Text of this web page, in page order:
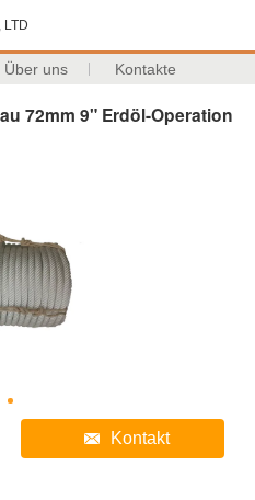
LTD
Über uns Kontakte
72mm 9" Erdöl-Operation
Kontakt